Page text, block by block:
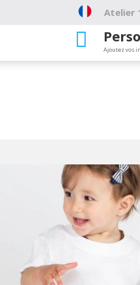
Atelier
 Ajoutez vos